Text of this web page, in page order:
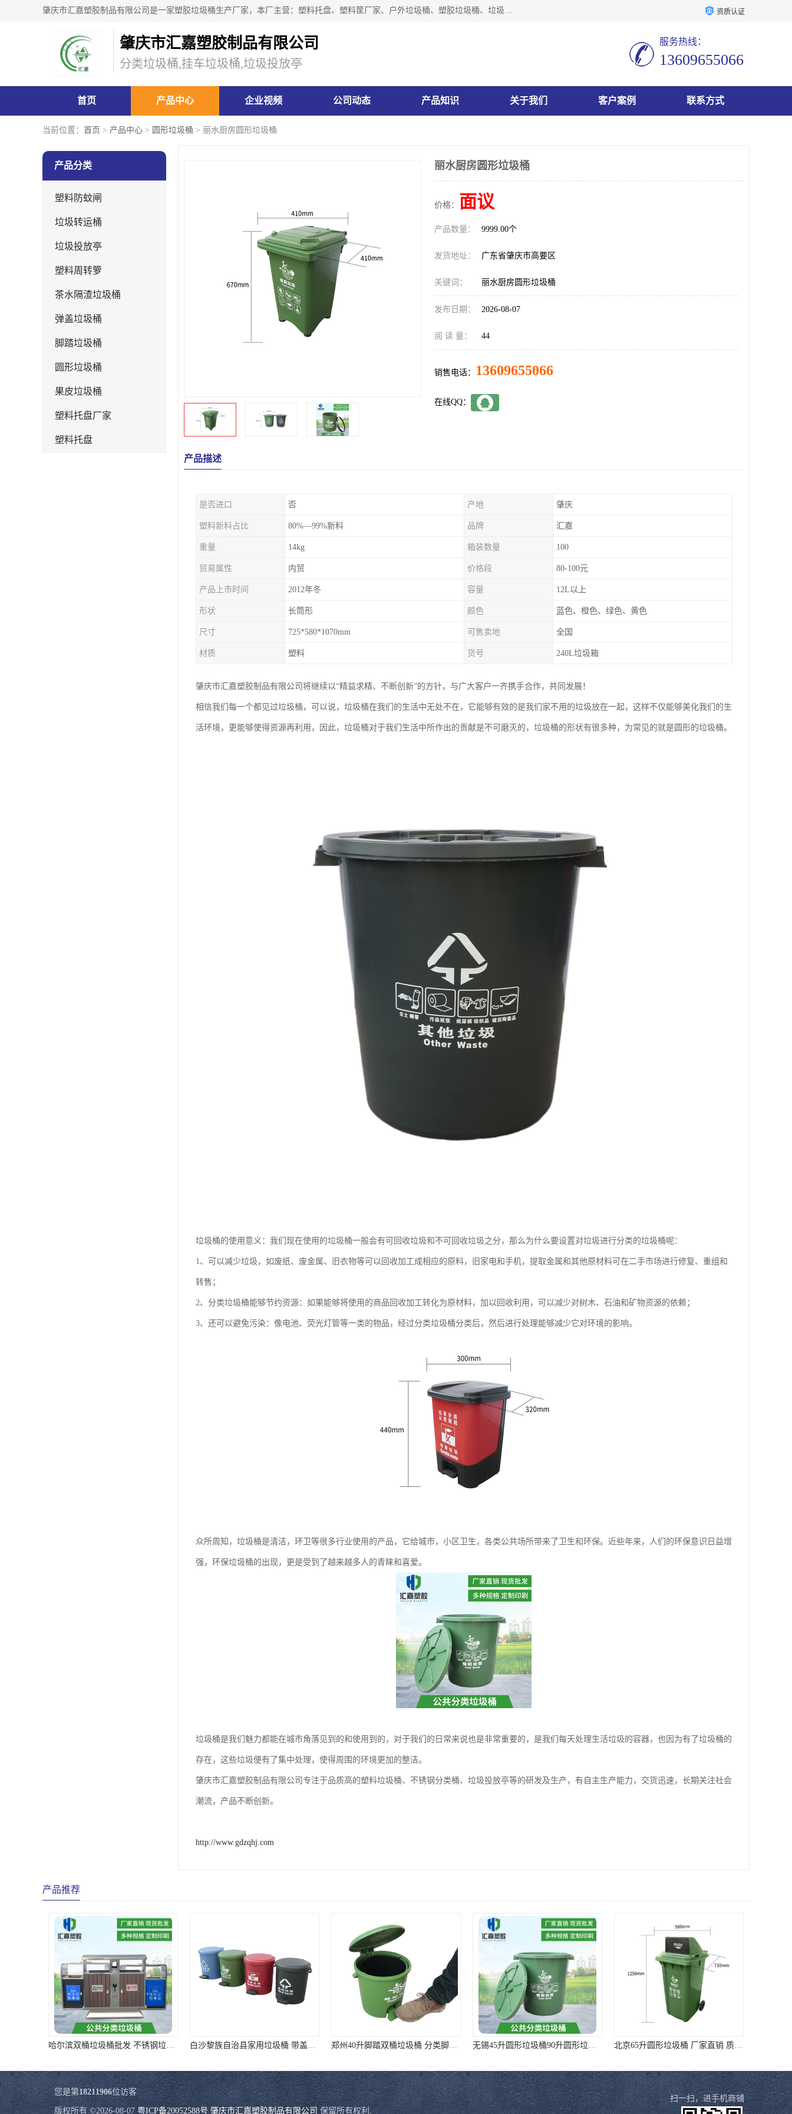
肇庆市汇嘉塑胶制品有限公司是一家塑胶垃圾桶生产厂家，本厂主营：塑料托盘、塑料筐厂家、户外垃圾桶、塑胶垃圾桶、垃圾桶等产品，深受广大客户的欢迎。公司拥有一支勇于、善于集思广益的生产队伍，实力雄厚的技术力量，一贯奉行“以人为本”的管理和服务理念。 资质认证
肇庆市汇嘉塑胶制品有限公司
分类垃圾桶,挂车垃圾桶,垃圾投放亭
服务热线：
13609655066
首页 产品中心 企业视频 公司动态 产品知识 关于我们 客户案例 联系方式
当前位置： 首页 > 产品中心 > 圆形垃圾桶 > 丽水厨房圆形垃圾桶
产品分类
塑料防蚊闸
垃圾转运桶
垃圾投放亭
塑料周转箩
茶水隔渣垃圾桶
弹盖垃圾桶
脚踏垃圾桶
圆形垃圾桶
果皮垃圾桶
塑料托盘厂家
塑料托盘
丽水厨房圆形垃圾桶
价格： 面议
产品数量： 9999.00个
发货地址： 广东省肇庆市高要区
关键词： 丽水厨房圆形垃圾桶
发布日期： 2026-08-07
阅 读 量： 44
销售电话： 13609655066
在线QQ：
产品描述
是否进口 否 产地 肇庆
塑料新料占比 80%—99%新料 品牌 汇嘉
重量 14kg 箱装数量 100
贸易属性 内贸 价格段 80-100元
产品上市时间 2012年冬 容量 12L以上
形状 长筒形 颜色 蓝色、橙色、绿色、黄色
尺寸 725*580*1070mm 可售卖地 全国
材质 塑料 货号 240L垃圾箱
肇庆市汇嘉塑胶制品有限公司将继续以“精益求精、不断创新”的方针，与广大客户一齐携手合作，共同发展！
相信我们每一个都见过垃圾桶，可以说，垃圾桶在我们的生活中无处不在，它能够有效的是我们家不用的垃圾放在一起，这样不仅能够美化我们的生
活环境，更能够使得资源再利用，因此，垃圾桶对于我们生活中所作出的贡献是不可磨灭的，垃圾桶的形状有很多种，为常见的就是圆形的垃圾桶。
垃圾桶的使用意义：我们现在使用的垃圾桶一般会有可回收垃圾和不可回收垃圾之分，那么为什么要设置对垃圾进行分类的垃圾桶呢：
1、可以减少垃圾，如废纸、废金属、旧衣物等可以回收加工成相应的原料，旧家电和手机，提取金属和其他原材料可在二手市场进行修复、重组和
转售；
2、分类垃圾桶能够节约资源：如果能够将使用的商品回收加工转化为原材料，加以回收利用，可以减少对树木、石油和矿物资源的依赖；
3、还可以避免污染：像电池、荧光灯管等一类的物品，经过分类垃圾桶分类后，然后进行处理能够减少它对环境的影响。
众所周知，垃圾桶是清洁，环卫等很多行业使用的产品，它给城市，小区卫生，各类公共场所带来了卫生和环保。近些年来，人们的环保意识日益增
强，环保垃圾桶的出现，更是受到了越来越多人的青睐和喜爱。
垃圾桶是我们魅力都能在城市角落见到的和使用到的，对于我们的日常来说也是非常重要的，是我们每天处理生活垃圾的容器，也因为有了垃圾桶的
存在，这些垃圾便有了集中处理，使得周围的环境更加的整洁。
肇庆市汇嘉塑胶制品有限公司专注于品质高的塑料垃圾桶、不锈钢分类桶、垃圾投放亭等的研发及生产，有自主生产能力，交货迅速，长期关注社会
潮流，产品不断创新。
http://www.gdzqhj.com
产品推荐
哈尔滨双桶垃圾桶批发 不锈钢垃圾分类箱 选 白沙黎族自治县家用垃圾桶 带盖脚踏垃圾桶 ①样式全②质量好③价格低 郑州40升脚踏双桶垃圾桶 分类脚踏垃圾桶 厂家直销 质量靠谱 无锡45升圆形垃圾桶90升圆形垃圾桶 样式全质量好价格低 北京65升圆形垃圾桶 厂家直销 质量靠谱
您是第18211906位访客
版权所有 ©2026-08-07粤ICP备20052588号 肇庆市汇嘉塑胶制品有限公司 保留所有权利.
扫一扫，进手机商铺